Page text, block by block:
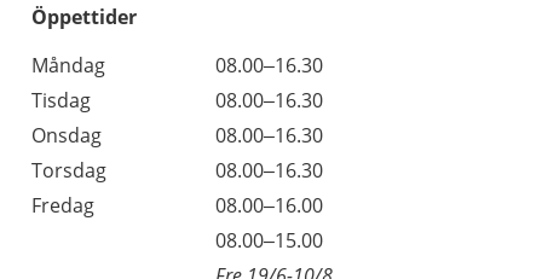
Öppettider
Dag
Öppettider
Kommentarer
Måndag
08.00–16.30
Tisdag
08.00–16.30
Onsdag
08.00–16.30
Torsdag
08.00–16.30
Fredag
08.00–16.00
08.00–15.00